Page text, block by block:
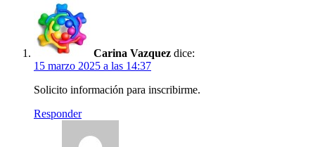
Carina Vazquez dice:
15 marzo 2025 a las 14:37
Solicito información para inscribirme.
Responder